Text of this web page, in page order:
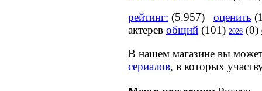
рейтинг: (5.957) оценить
актерев общий (101) 2026 (0)
В нашем магазине вы
сериалов, в которых